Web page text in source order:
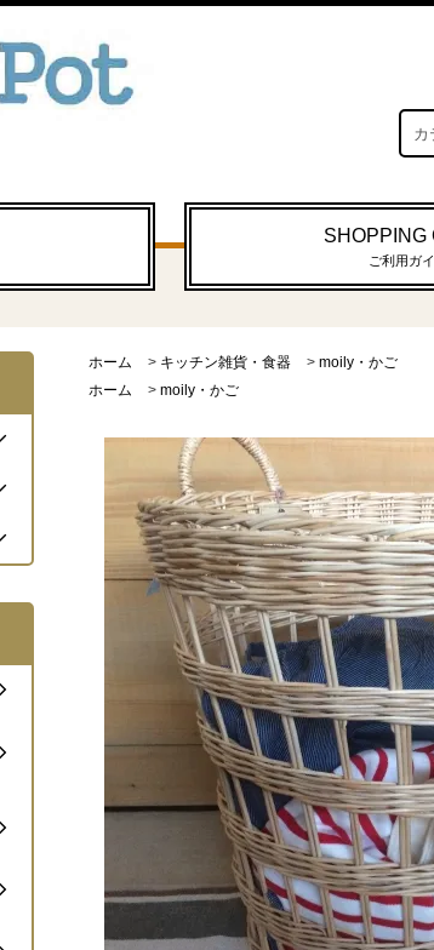
SHOPPING
ご利用ガ
ホーム > キッチン雑貨・食器 > moily・かご
ホーム
> moily・かご